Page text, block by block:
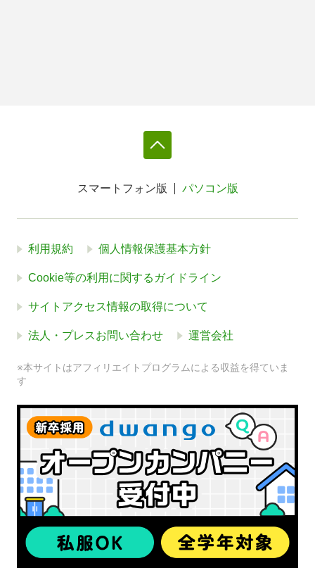
スマートフォン版 パソコン版
利用規約 個人情報保護基本方針
Cookie等の利用に関するガイドライン
サイトアクセス情報の取得について
法人・プレスお問い合わせ 運営会社
※本サイトはアフィリエイトプログラムによる収益を得ていま
す